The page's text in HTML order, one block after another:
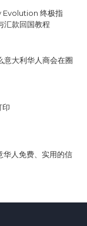
Evolution 终极指
汇款回国教程
意大利华人商会在圈
人免费、实用的信